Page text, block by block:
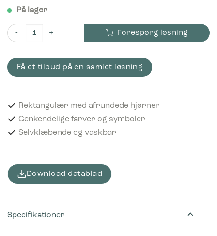
På lager
Piktogram Pap 16x3 cm Selvklæbende Brun antal
Forespørg løsning
Få et tilbud på en samlet løsning
Rektangulær med afrundede hjørner
Genkendelige farver og symboler
Selvklæbende og vaskbar
Download datablad
Specifikationer